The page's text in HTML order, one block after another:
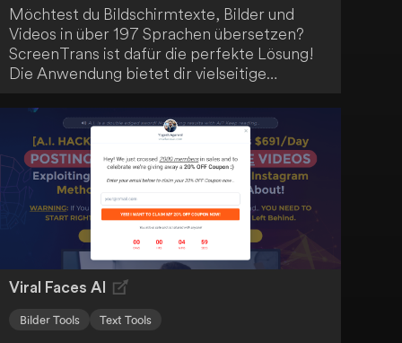
Möchtest du Bildschirmtexte, Bilder und
Videos in über 197 Sprachen übersetzen?
ScreenTrans ist dafür die perfekte Lösung!
Die Anwendung bietet dir vielseitige
Offline-Übersetzungen in über 50 Sprachen.
Profitiere von den umfangreichen
Möglichkeiten von ScreenTrans!
Viral Faces AI
Bilder Tools Text Tools